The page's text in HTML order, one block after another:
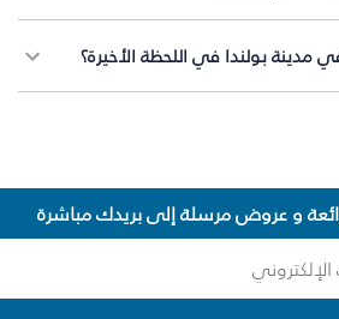
مدينة بولندا في اللحظة الأخيرة؟
و عروض مرسلة إلى بريدك مباشرة